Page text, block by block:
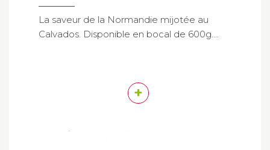
La saveur de la Normandie mijotée au
Calvados. Disponible en bocal de 600g....
+